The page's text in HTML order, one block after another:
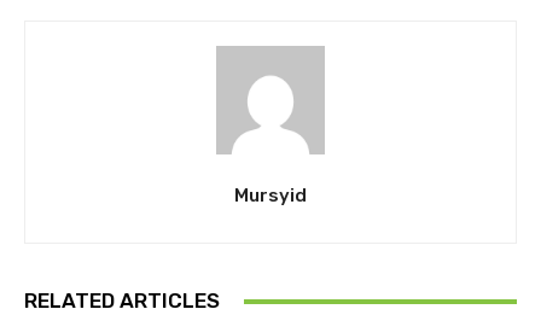
Mursyid
RELATED ARTICLES